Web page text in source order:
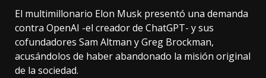
El multimillonario Elon Musk presentó una demanda
contra OpenAI -el creador de ChatGPT- y sus
cofundadores Sam Altman y Greg Brockman,
acusándolos de haber abandonado la misión original
de la sociedad.